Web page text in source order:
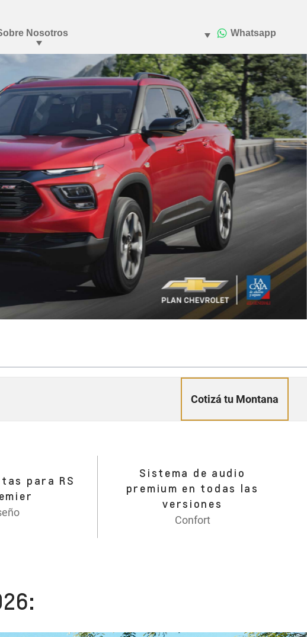
Cotizá tu Montana
para RS
Sistema de audio
premium en todas las
versiones
Confort